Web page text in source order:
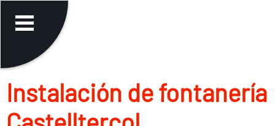
Instalación de fontanerí­a